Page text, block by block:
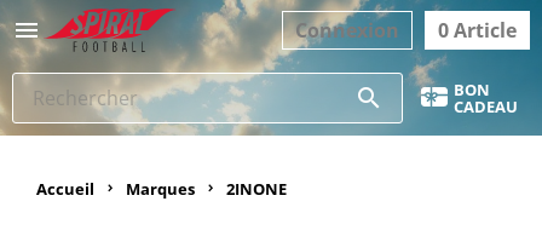
 0 Article
Connexion
search BON
CADEAU
Accueil Marques 2INONE